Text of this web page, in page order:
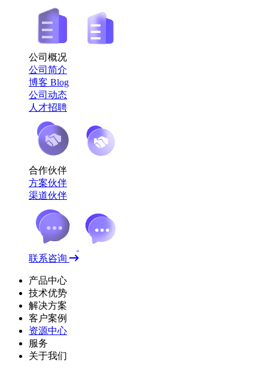
公司概况
公司简介
博客 Blog
公司动态
人才招聘
合作伙伴
方案伙伴
渠道伙伴
联系咨询
产品中心
技术优势
解决方案
客户案例
资源中心
服务
关于我们